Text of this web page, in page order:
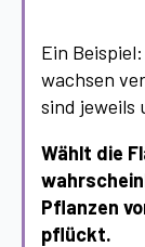
Ein
wachsen
sind jeweils
Wählt die
Pflanzen
pflückt.